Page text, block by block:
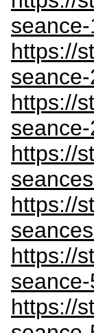
https://
https://
https://
https://
https://
https://